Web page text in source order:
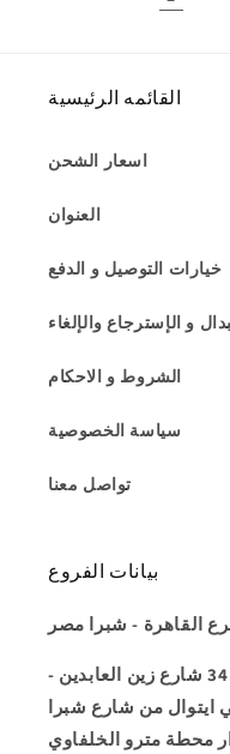
القائمه الرئيسية
اسعار الشحن
العنوان
خيارات التوصيل و الدفع
و الإسترجاع والإلغاء
الشروط و الاحكام
سياسة الخصوصية
تواصل معنا
بيانات الفروع
القاهرة - شبرا مصر
: .مكتب رقم 7 عمارة 34 شارع زين العابدين -
ايتوال من شارع شبرا
محطة مترو الخلفاوي